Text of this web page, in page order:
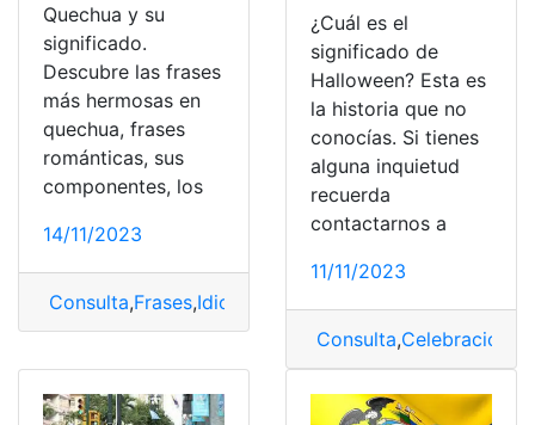
Quechua y su
significado.
Descubre las frases
más hermosas en
quechua, frases
románticas, sus
componentes, los
14/11/2023
Consulta,Frases,Idioma
¿Cuál es el
significado de
Halloween? Esta es
la historia que no
conocías. Si tienes
alguna inquietud
recuerda
contactarnos a
11/11/2023
Consulta,Celebración